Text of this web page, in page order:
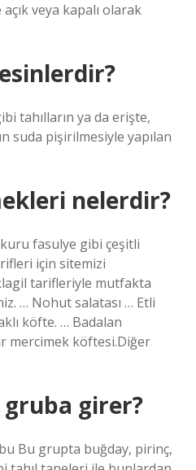
veya kapalı olarak
tahılların ya da erişte,
suda pişirilmesiyle yapılan
nelerdir?
fasulye gibi çeşitli
için sitemizi
tarifleriyle mutfakta
… Nohut salatası … Etli
köfte. … Badalan
mercimek köftesi.Diğer
girer?
Bu grupta buğday, pirinç,